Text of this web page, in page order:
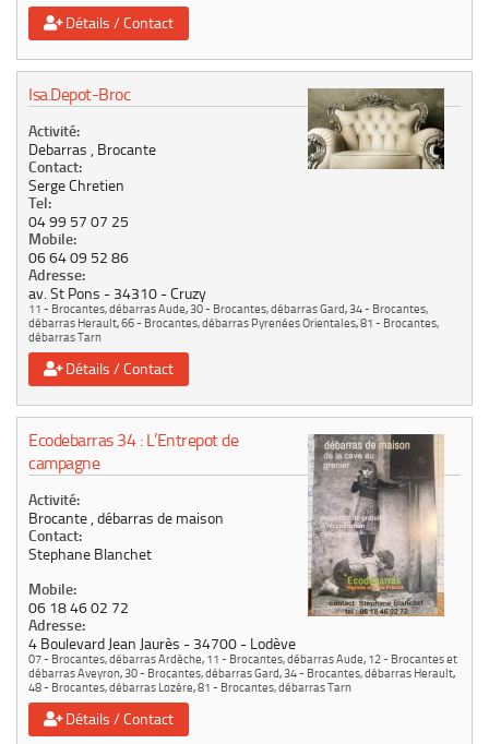
Détails / Contact
Isa.Depot-Broc
Activité:
Debarras , Brocante
Contact:
Serge Chretien
Tel:
04 99 57 07 25
Mobile:
06 64 09 52 86
Adresse:
av. St Pons 34310 Cruzy
11 - Brocantes, débarras Aude,30 - Brocantes, débarras Gard,34 - Brocantes,
débarras Herault,66 - Brocantes, débarras Pyrenées Orientales,81 - Brocantes,
débarras Tarn
Détails / Contact
Ecodebarras 34 : L’Entrepot de
campagne
Activité:
Brocante , débarras de maison
Contact:
Stephane Blanchet
Mobile:
06 18 46 02 72
Adresse:
4 Boulevard Jean Jaurès 34700 Lodève
07 - Brocantes, débarras Ardèche, 11 - Brocantes, débarras Aude, 12 - Brocantes et
débarras Aveyron,30 - Brocantes, débarras Gard,34 - Brocantes, débarras Herault,
48 - Brocantes, débarras Lozère,81 - Brocantes, débarras Tarn
Détails / Contact